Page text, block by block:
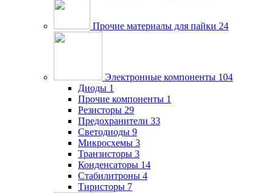
Прочие материалы для пайки 24
Электронные компоненты 104
Диоды 1
Прочие компоненты 1
Резисторы 29
Предохранители 33
Светодиоды 9
Микросхемы 3
Транзисторы 3
Конденсаторы 14
Стабилитроны 4
Тиристоры 7